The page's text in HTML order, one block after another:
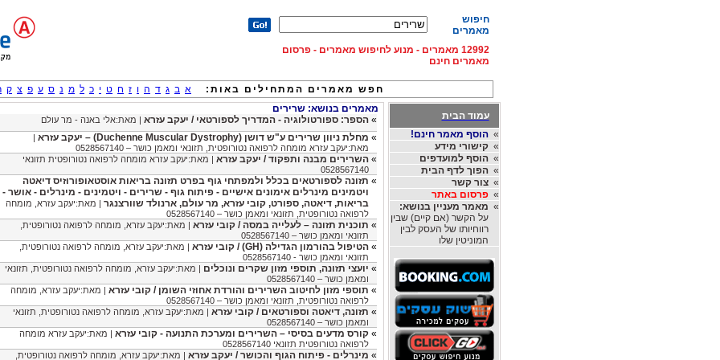
חיפוש
מאמרים
12992 מאמרים - מנוע לחיפוש מאמרים - פרסום
מאמרים חינם
חפש מאמרים המתחילים באות: א ב ג ד ה ו ז ח ט י כ ל מ נ ס ע פ צ ק
עמוד הבית
»הוסף מאמר חינם!
»קישורי מידע
»הוסף למועדפים
»הפוך לדף הבית
»צור קשר
»פרסום באתר
» מאמר מעניין בנושא:
על הקשר (אם קיים) שבין
רווחיותו של העסק לבין
המוניטין שלו
מאמרים בנושא: שרירים
» הספר: ספורטולוגיה - המדריך לספורטאי / יעקב עזרא | מאת:אלי באנה - מר עולם
» מחלת ניוון שרירים ע"ש דושן (Duchenne Muscular Dystrophy) – יעקב עזרא
|
מאת:יעקב עזרא מומחה לרפואה נטורופטית, תזונאי ומאמן כושר – 0528567140
» השרירים מבנה ותפקוד / יעקב עזרא | מאת:יעקב עזרא מומחה לרפואה נטורופטית תזונאי
0528567140
» תזונה לספורטאים בכלל ולמפתחי גוף בפרט תזונה בריאות אוסטאופורוזיס דיאטה
ויטמינים מינרלים אימונים אישיים - פיתוח גוף - שרירים - ויטמינים - מינרלים - אושר -
בריאות, דיאטה, ספורט, קובי עזרא, מר עולם, ארנולד שוורצנגר | מאת:יעקב עזרא, מומחה
לרפואה נטורופטית, תזונאי ומאמן כושר – 0528567140
» תוכנית תזונה – לעלייה במסה / קובי עזרא | מאת:יעקב עזרא, מומחה לרפואה נטורופטית,
תזונאי ומאמן כושר – 0528567140
» הטיפול בהורמון הגדילה (GH) / קובי עזרא
| מאת:יעקב עזרא, מומחה לרפואה נטורופטית,
תזונאי ומאמן כושר - 0528567140
» יועצי תזונה, תוספי מזון שקרים ונוכלים | מאת:יעקב עזרא, מומחה לרפואה נטורופטית, תזונאי
ומאמן כושר – 0528567140
» תוספי מזון לחיטוב השרירים והורדת אחוזי השומן / קובי עזרא | מאת:יעקב עזרא, מומחה
לרפואה נטורופטית, תזונאי ומאמן כושר – 0528567140
» תזונה, דיאטה וספורטאים / קובי עזרא | מאת:יעקב עזרא, מומחה לרפואה נטורופטית, תזונאי
ומאמן כושר – 0528567140
» ‏קורס מדעים בסיסי – השרירים ומערכת התנועה - קובי עזרא | מאת:יעקב עזרא מומחה
לרפואה נטורופטית תזונאי 0528567140
» מינרלים - פיתוח הגוף והכושר / יעקב עזרא | מאת:יעקב עזרא, מומחה לרפואה נטורופטית,